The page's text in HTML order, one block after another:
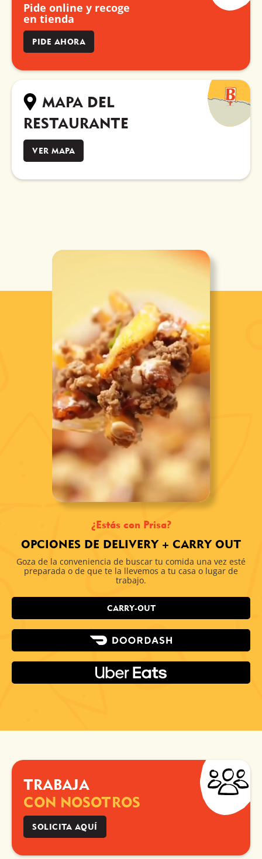
Pide online y recoge
en tienda
PIDE AHORA
MAPA DEL
RESTAURANTE
VER MAPA
¿Estás con Prisa?
OPCIONES DE DELIVERY + CARRY OUT
Goza de la conveniencia de buscar tu comida una vez esté
preparada o de que te la llevemos a tu casa o lugar de
trabajo.
CARRY-OUT
TRABAJA
CON NOSOTROS
SOLICITA AQUÍ